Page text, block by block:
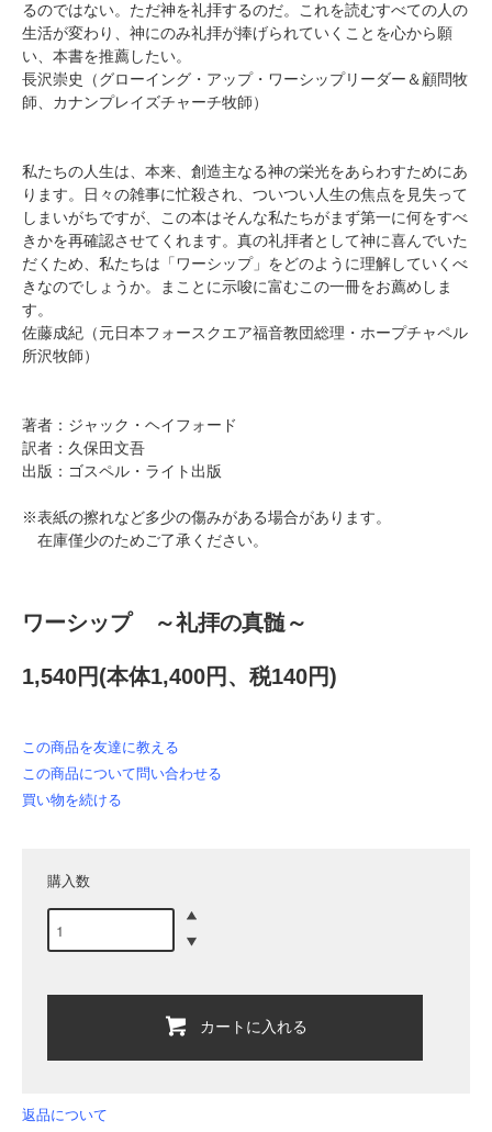
るのではない。ただ神を礼拝するのだ。これを読むすべての人の
生活が変わり、神にのみ礼拝が捧げられていくことを心から願
い、本書を推薦したい。
長沢崇史（グローイング・アップ・ワーシップリーダー＆顧問牧
師、カナンプレイズチャーチ牧師）
私たちの人生は、本来、創造主なる神の栄光をあらわすためにあ
ります。日々の雑事に忙殺され、ついつい人生の焦点を見失って
しまいがちですが、この本はそんな私たちがまず第一に何をすべ
きかを再確認させてくれます。真の礼拝者として神に喜んでいた
だくため、私たちは「ワーシップ」をどのように理解していくべ
きなのでしょうか。まことに示唆に富むこの一冊をお薦めしま
す。
佐藤成紀（元日本フォースクエア福音教団総理・ホープチャペル
所沢牧師）
著者：ジャック・ヘイフォード
訳者：久保田文吾
出版：ゴスペル・ライト出版
※表紙の擦れなど多少の傷みがある場合があります。
在庫僅少のためご了承ください。
ワーシップ ～礼拝の真髄～
1,540円(本体1,400円、税140円)
この商品を友達に教える
この商品について問い合わせる
買い物を続ける
購入数
カートに入れる
返品について